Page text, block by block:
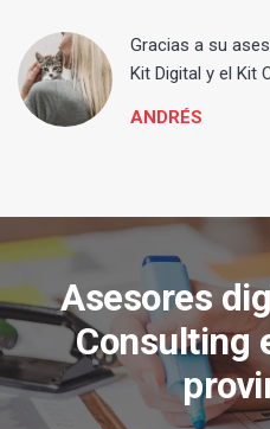
Gracias a su
Kit Digital y el Kit
ANDRÉS
Asesores
Consulting